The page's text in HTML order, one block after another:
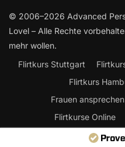
© 2006–2026 Advanced
Lovel – Alle Rechte
mehr wollen.
Flirtkurs Stuttgart
Flirtkurs
Frauen
Flirtkurse Online